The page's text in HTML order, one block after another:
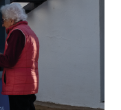
2026